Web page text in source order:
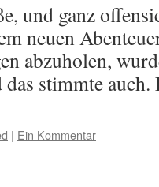
und ganz
neuen
abzuholen,
stimmte
| Ein Kommentar